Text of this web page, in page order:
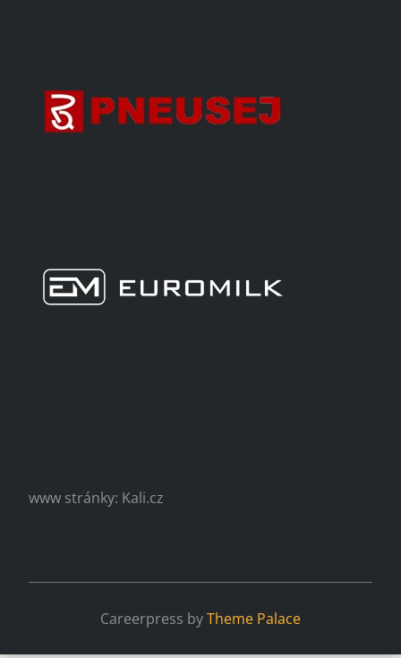
www stránky: Kali.cz
Careerpress byTheme Palace